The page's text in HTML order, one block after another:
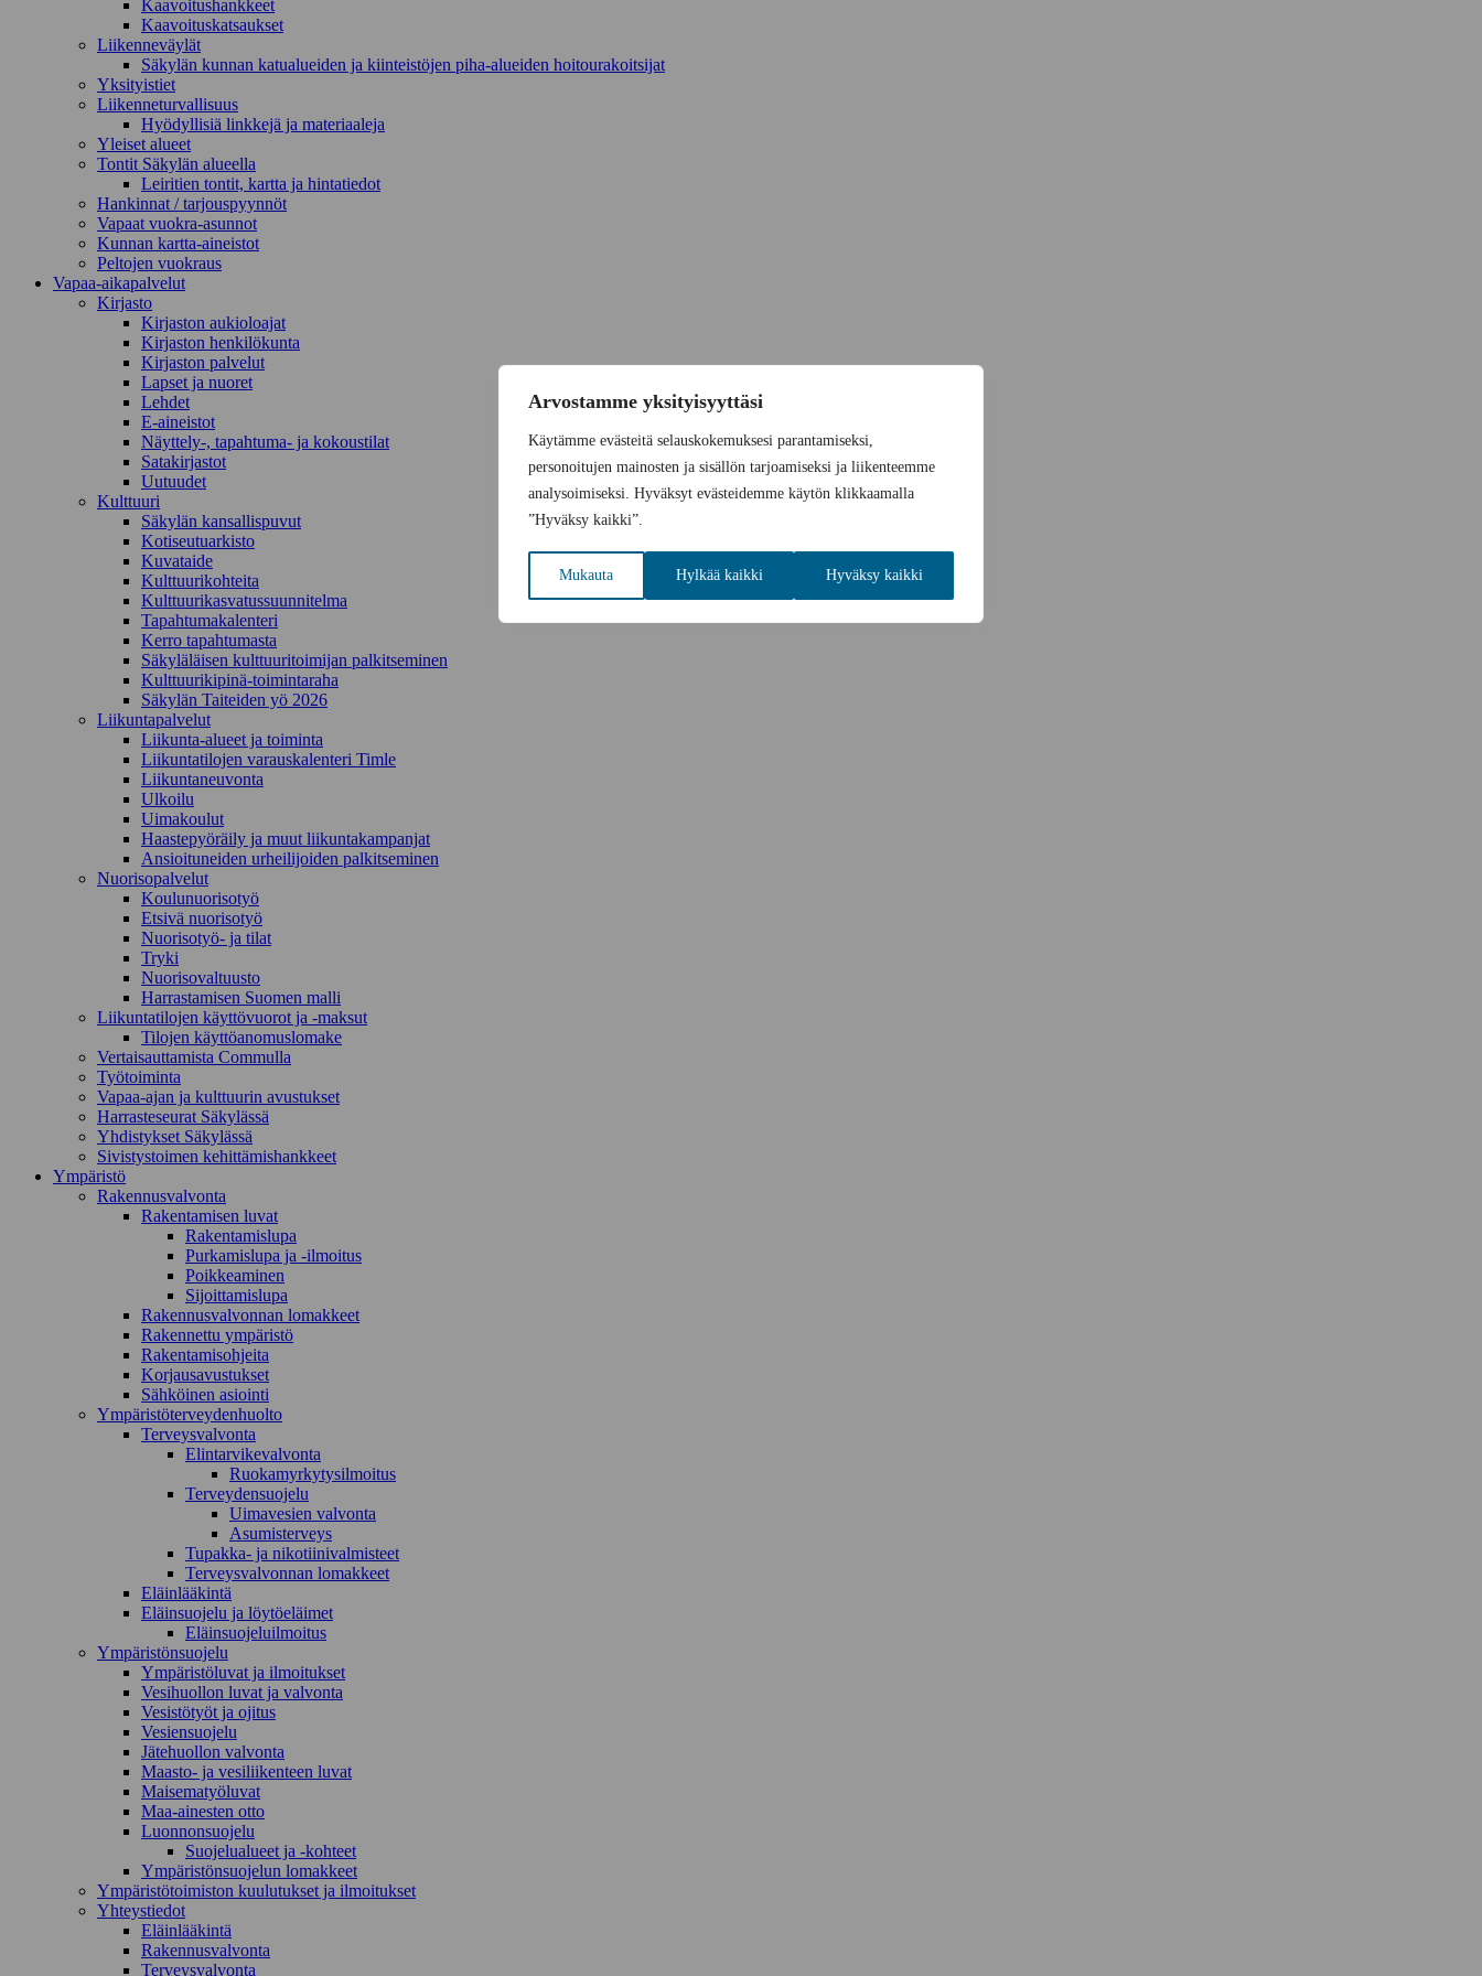
Arvostamme yksityisyyttäsi
Käytämme evästeitä selauskokemuksesi parantamiseksi,
personoitujen mainosten ja sisällön tarjoamiseksi ja liikenteemme
analysoimiseksi. Hyväksyt evästeidemme käytön klikkaamalla
”Hyväksy kaikki”.
Mukauta Hylkää kaikki Hyväksy kaikki
Kaavoitushankkeet
Kaavoituskatsaukset
Liikenneväylät
Säkylän kunnan katualueiden ja kiinteistöjen piha-alueiden hoitourakoitsijat
Yksityistiet
Liikenneturvallisuus
Hyödyllisiä linkkejä ja materiaaleja
Yleiset alueet
Tontit Säkylän alueella
Leiritien tontit, kartta ja hintatiedot
Hankinnat / tarjouspyynnöt
Vapaat vuokra-asunnot
Kunnan kartta-aineistot
Peltojen vuokraus
Vapaa-aika­palvelut
Kirjasto
Kirjaston aukioloajat
Kirjaston henkilökunta
Kirjaston palvelut
Lapset ja nuoret
Lehdet
E-aineistot
Näyttely-, tapahtuma- ja kokoustilat
Satakirjastot
Uutuudet
Kulttuuri
Säkylän kansallispuvut
Kotiseutuarkisto
Kuvataide
Kulttuurikohteita
Kulttuurikasvatussuunnitelma
Tapahtumakalenteri
Kerro tapahtumasta
Säkyläläisen kulttuuritoimijan palkitseminen
Kulttuurikipinä-toimintaraha
Säkylän Taiteiden yö 2026
Liikuntapalvelut
Liikunta-alueet ja toiminta
Liikuntatilojen varauskalenteri Timle
Liikuntaneuvonta
Ulkoilu
Uimakoulut
Haastepyöräily ja muut liikuntakampanjat
Ansioituneiden urheilijoiden palkitseminen
Nuorisopalvelut
Koulunuorisotyö
Etsivä nuorisotyö
Nuorisotyö- ja tilat
Tryki
Nuorisovaltuusto
Harrastamisen Suomen malli
Liikuntatilojen käyttövuorot ja -maksut
Tilojen käyttöanomuslomake
Vertaisauttamista Commulla
Työtoiminta
Vapaa-ajan ja kulttuurin avustukset
Harrasteseurat Säkylässä
Yhdistykset Säkylässä
Sivistystoimen kehittämishankkeet
Ympä­ristö
Rakennusvalvonta
Rakentamisen luvat
Rakentamislupa
Purkamislupa ja -ilmoitus
Poikkeaminen
Sijoittamislupa
Rakennusvalvonnan lomakkeet
Rakennettu ympäristö
Rakentamisohjeita
Korjausavustukset
Sähköinen asiointi
Ympäristöterveydenhuolto
Terveysvalvonta
Elintarvikevalvonta
Ruokamyrkytysilmoitus
Terveydensuojelu
Uimavesien valvonta
Asumisterveys
Tupakka- ja nikotiinivalmisteet
Terveysvalvonnan lomakkeet
Eläinlääkintä
Eläinsuojelu ja löytöeläimet
Eläinsuojeluilmoitus
Ympäristönsuojelu
Ympäristöluvat ja ilmoitukset
Vesihuollon luvat ja valvonta
Vesistötyöt ja ojitus
Vesiensuojelu
Jätehuollon valvonta
Maasto- ja vesiliikenteen luvat
Maisematyöluvat
Maa-ainesten otto
Luonnonsuojelu
Suojelualueet ja -kohteet
Ympäristönsuojelun lomakkeet
Ympäristötoimiston kuulutukset ja ilmoitukset
Yhteystiedot
Eläinlääkintä
Rakennusvalvonta
Terveysvalvonta